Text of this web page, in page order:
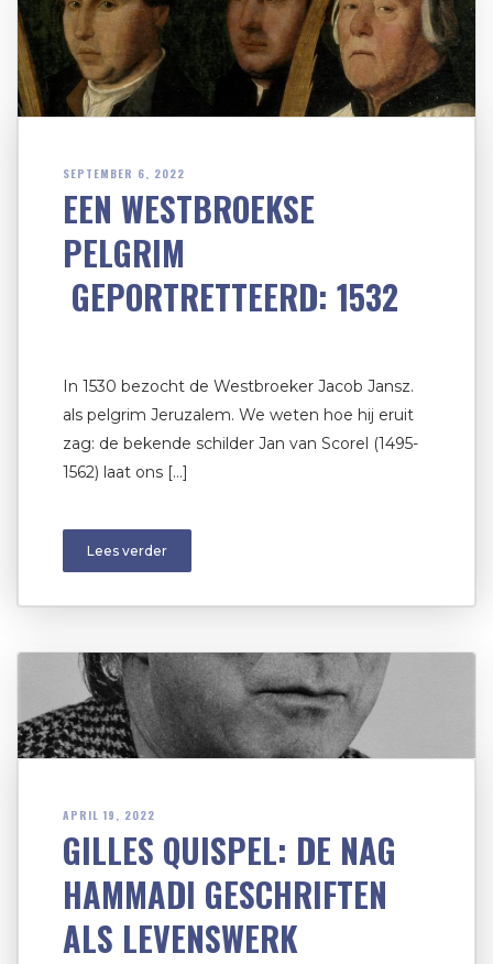
SEPTEMBER 6, 2022
EEN WESTBROEKSE
PELGRIM
GEPORTRETTEERD: 1532
In 1530 bezocht de Westbroeker Jacob Jansz.
als pelgrim Jeruzalem. We weten hoe hij eruit
zag: de bekende schilder Jan van Scorel (1495-
1562) laat ons […]
Lees verder
APRIL 19, 2022
GILLES QUISPEL: DE NAG
HAMMADI GESCHRIFTEN
ALS LEVENSWERK